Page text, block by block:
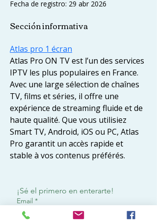
Fecha de registro: 29 abr 2026
Sección informativa
Atlas pro 1 écran
Atlas Pro ON TV est l’un des services
IPTV les plus populaires en France.
Avec une large sélection de chaînes
TV, films et séries, il offre une
expérience de streaming fluide et de
haute qualité. Que vous utilisiez
Smart TV, Android, iOS ou PC, Atlas
Pro garantit un accès rapide et
stable à vos contenus préférés.
¡Sé el primero en enterarte!
Email *